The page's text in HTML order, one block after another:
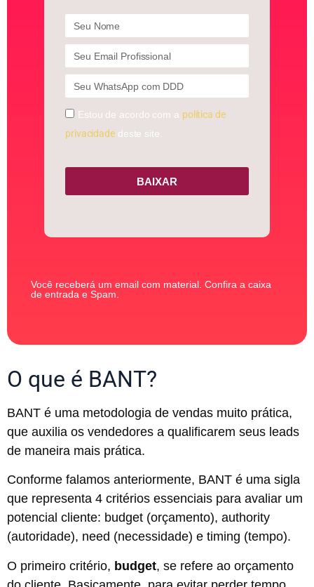
Estou de acordo com a política de
privacidadedeste site.
BAIXAR
Você receberá um email com material. Confira a caixa
de entrada e Spam.
O que é BANT?
BANT é uma metodologia de vendas muito prática,
que auxilia os vendedores a qualificarem seus leads
de maneira mais prática.
Conforme falamos anteriormente, BANT é uma sigla
que representa 4 critérios essenciais para avaliar um
potencial cliente: budget (orçamento), authority
(autoridade), need (necessidade) e timing (tempo).
O primeiro critério, budget, se refere ao orçamento